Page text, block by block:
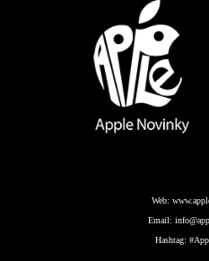
Web:
Email:
Hashtag: